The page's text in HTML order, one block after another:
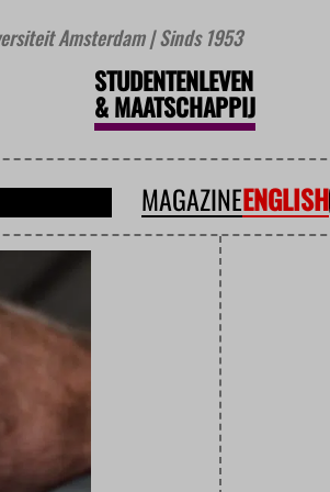
Amsterdam | Sinds 1953
STUDENTENLEVEN
&MAATSCHAPPIJ
MAGAZINEENGLISH